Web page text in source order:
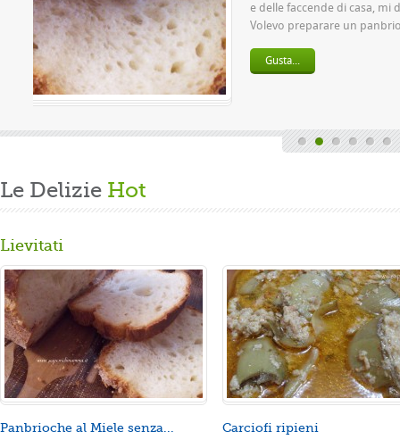
passione.
Le Delizie Hot
Lievitati
Panbrioche al Miele senza... Carciofi ripieni